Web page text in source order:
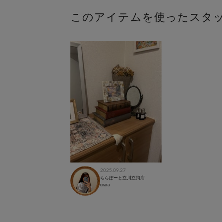
このアイテムを使ったスタ
2025.09.27
ららぽーと立川立飛店
urara